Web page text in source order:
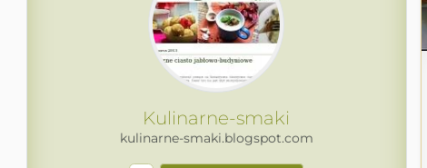
Kulinarne-smaki
kulinarne-smaki.blogspot.com